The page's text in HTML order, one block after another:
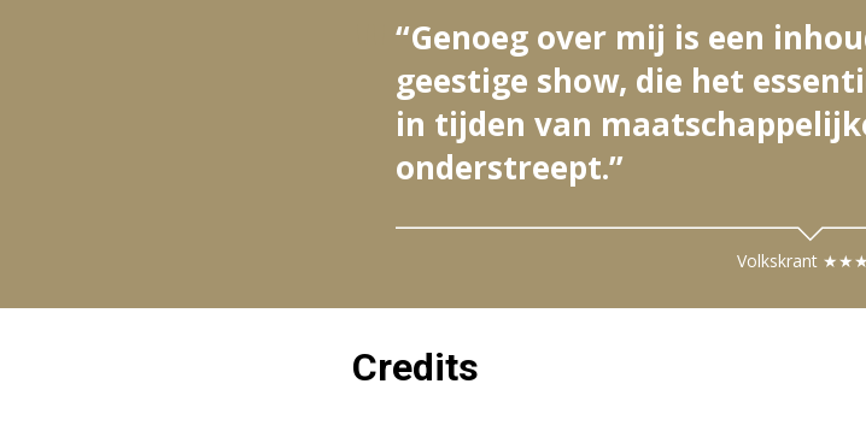
“Genoeg over mij is een
geestige show, die het
in tijden van
onderstreept.”
Volkskrant
Credits